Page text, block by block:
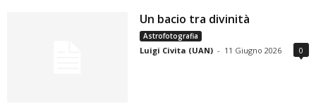
Un bacio tra divinità
Astrofotografia
Luigi Civita (UAN) - 11 Giugno 2026 0